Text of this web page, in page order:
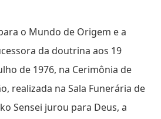
o Mundo de Origem e a
da doutrina aos 19
de 1976, na Cerimônia de
realizada na Sala Funerária de
Sensei jurou para Deus, a